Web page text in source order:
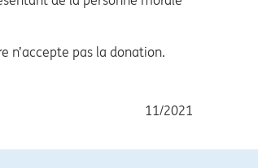
n’accepte pas la donation.
11/2021